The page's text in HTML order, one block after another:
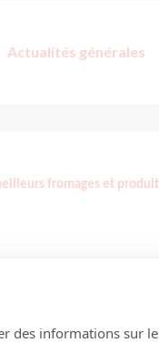
Actualités générales
fromages et
des informations sur